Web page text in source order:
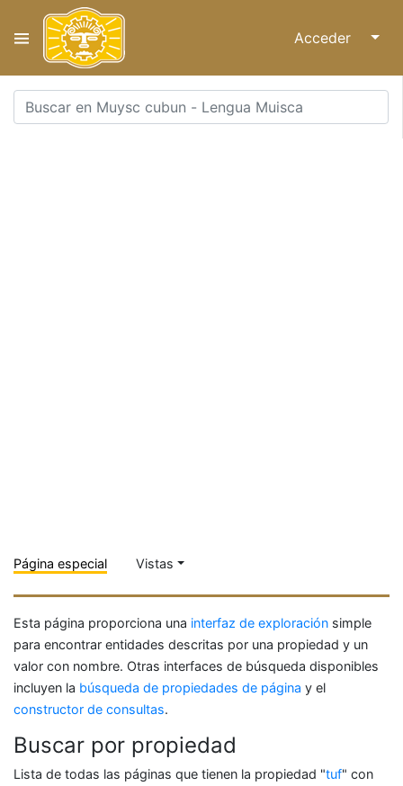
Acceder ↓
Página especial Vistas
Esta página proporciona una interfaz de exploración simple
para encontrar entidades descritas por una propiedad y un
valor con nombre. Otras interfaces de búsqueda disponibles
incluyen la búsqueda de propiedades de página y el
constructor de consultas.
Buscar por propiedad
Lista de todas las páginas que tienen la propiedad "tuf" con